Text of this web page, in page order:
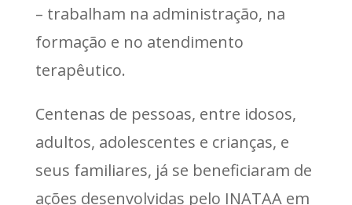
– trabalham na administração, na
formação e no atendimento
terapêutico.
Centenas de pessoas, entre idosos,
adultos, adolescentes e crianças, e
seus familiares, já se beneficiaram de
ações desenvolvidas pelo INATAA em